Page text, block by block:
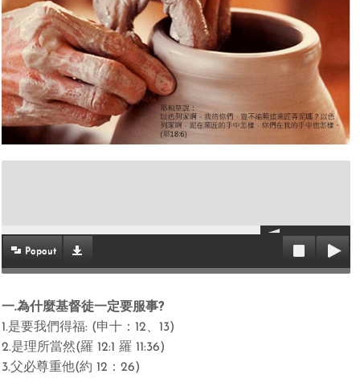
Popout
一.為什麼基督徒一定要服事?
1.是要我們得福: (申十：12、13)
2.是理所當然(羅12:1羅11:36)
3.父必尊重他(約12 ：26)